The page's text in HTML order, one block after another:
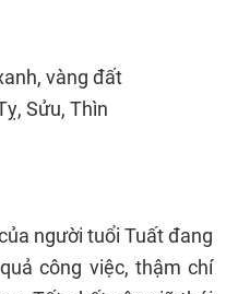
vàng đất
Sửu, Thìn
người tuổi Tuất đang
công việc, thậm chí